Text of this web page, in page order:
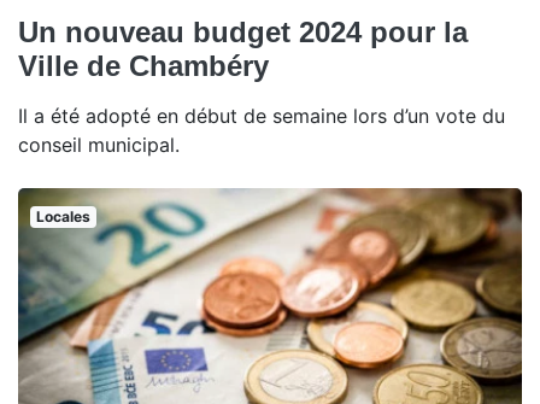
Un nouveau budget 2024 pour la
Ville de Chambéry
Il a été adopté en début de semaine lors d’un vote du
conseil municipal.
Locales